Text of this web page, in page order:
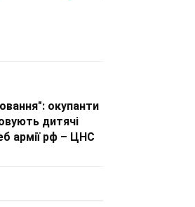
окупанти
дитячі
армії рф – ЦНС